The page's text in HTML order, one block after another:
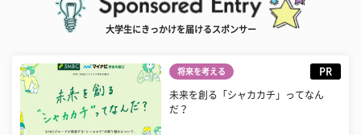
大学生にきっかけを届けるスポンサー
将来を考える PR
未来を創る「シャカカチ」ってなん
だ？